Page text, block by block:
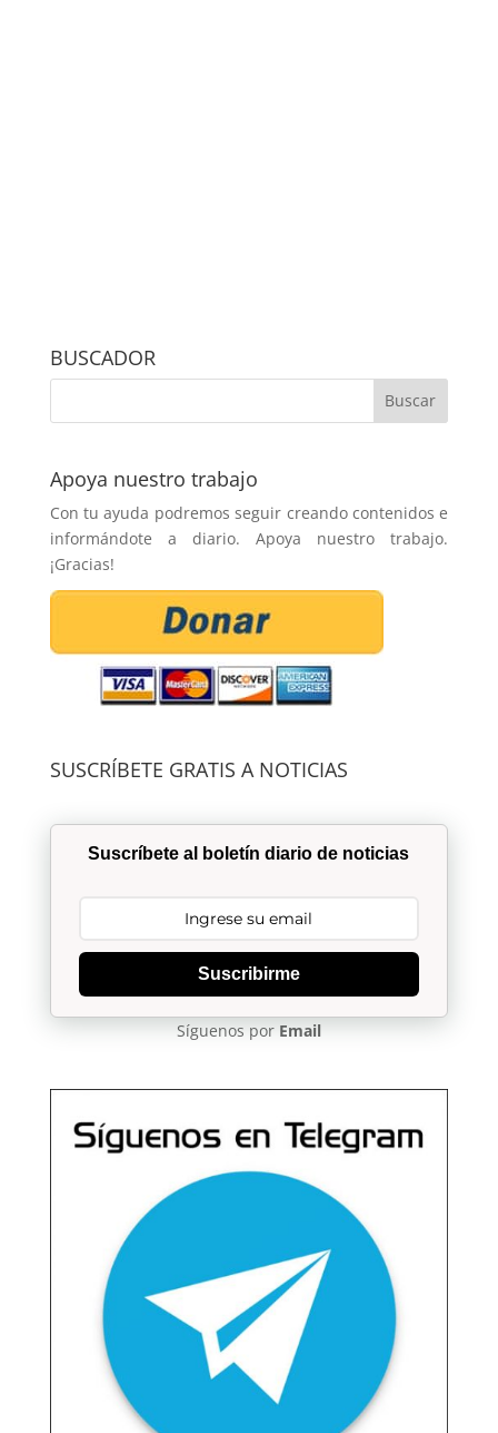
BUSCADOR
Apoya nuestro trabajo
Con tu ayuda podremos seguir creando contenidos e
informándote a diario. Apoya nuestro trabajo.
¡Gracias!
SUSCRÍBETE GRATIS A NOTICIAS
Suscríbete al boletín diario de noticias
Suscribirme
Síguenos por Email